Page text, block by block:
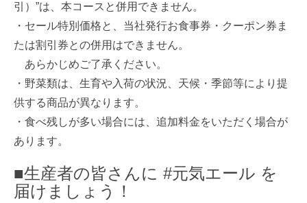
引）”は、本コースと併用できません。
・セール特別価格と、当社発行お食事券・クーポン券ま
たは割引券との併用はできません。
あらかじめご了承ください。
・野菜類は、生育や入荷の状況、天候・季節等により提
供する商品が異なります。
・食べ残しが多い場合には、追加料金をいただく場合が
あります。
■生産者の皆さんに #元気エール を
届けましょう！